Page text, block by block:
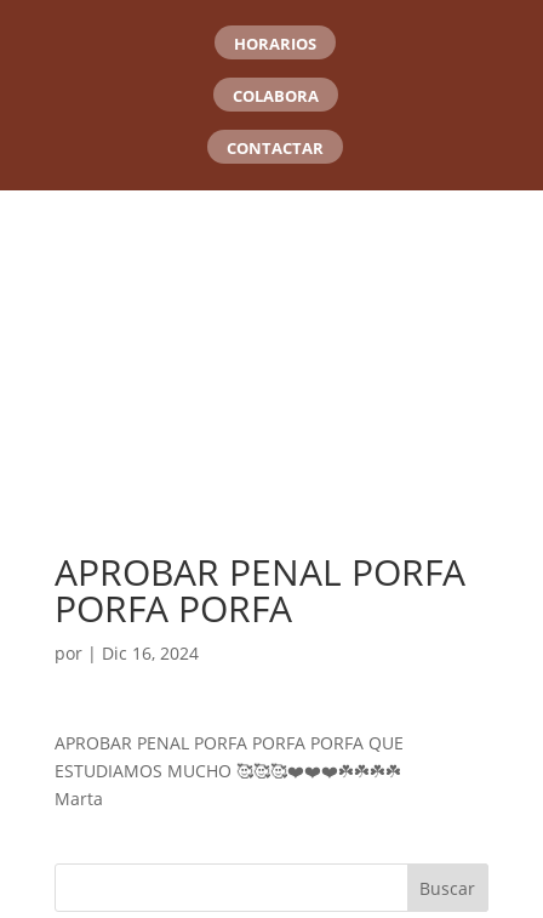
HORARIOS
COLABORA
CONTACTAR
APROBAR PENAL PORFA
PORFA PORFA
por | Dic 16, 2024
APROBAR PENAL PORFA PORFA PORFA QUE
ESTUDIAMOS MUCHO 🥰🥰🥰❤️❤️❤️☘️☘️☘️☘️
Marta
Buscar